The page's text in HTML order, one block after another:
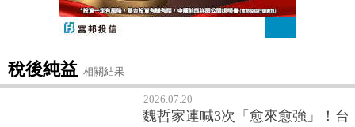
稅後純益 相關結果
2026.07.20
魏哲家連喊3次「愈來愈強」！台